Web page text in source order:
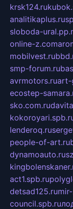
krsk124.ru
analitikaplus.ru
sloboda-
online-z.com
mobilvest.ru
smp-forum.ru
avrmotors.ruart-
ecostep-
sko.com.ru
lenderoq.ru
people-of-art.ru
dynamoauto.ru
act1.spb.ru
detsad125.ru
council.spb.ru